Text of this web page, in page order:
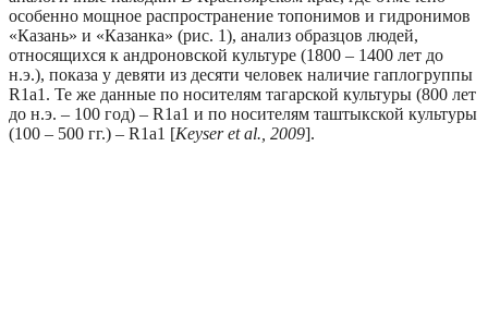
особенно мощное распространение топонимов и гидронимов
«Казань» и «Казанка» (рис. 1), анализ образцов людей,
относящихся к андроновской культуре (1800 – 1400 лет до
н.э.), показа у девяти из десяти человек наличие гаплогруппы
R1a1. Те же данные по носителям тагарской культуры (800 лет
до н.э. – 100 год) – R1a1 и по носителям таштыкской культуры
(100 – 500 гг.) – R1a1 [Keyser et al., 2009].